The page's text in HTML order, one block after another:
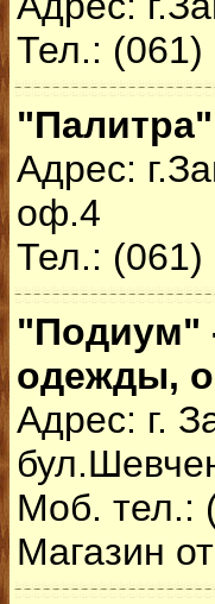
Тел.: (061)
Адрес:
оф.4
Тел.:
"Подиум"
одежды,
Адрес: г.
Моб. тел.:
Магазин